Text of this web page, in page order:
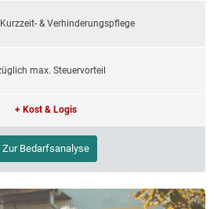
& Verhinderungspflege
max. Steuervorteil
+ Kost & Logis
Zur Bedarfsanalyse